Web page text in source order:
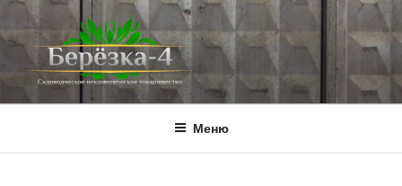
Перейти
к
содержимому
BEREZKA4.RU
СНТ Берёзка-4
Меню